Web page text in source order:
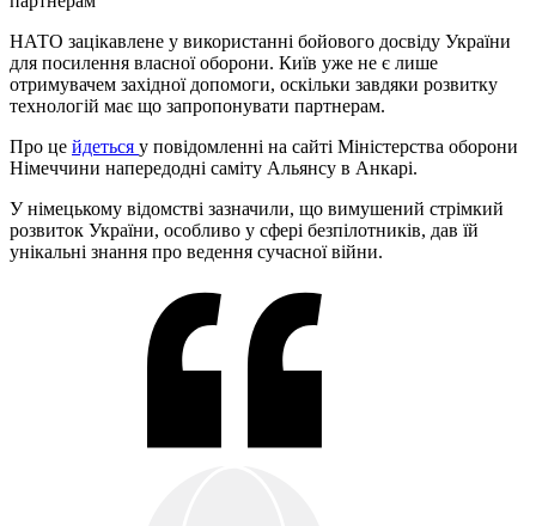
НАТО зацікавлене у використанні бойового досвіду України
для посилення власної оборони. Київ уже не є лише
отримувачем західної допомоги, оскільки завдяки розвитку
технологій має що запропонувати партнерам.
Про це йдеться у повідомленні на сайті Міністерства оборони
Німеччини напередодні саміту Альянсу в Анкарі.
У німецькому відомстві зазначили, що вимушений стрімкий
розвиток України, особливо у сфері безпілотників, дав їй
унікальні знання про ведення сучасної війни.